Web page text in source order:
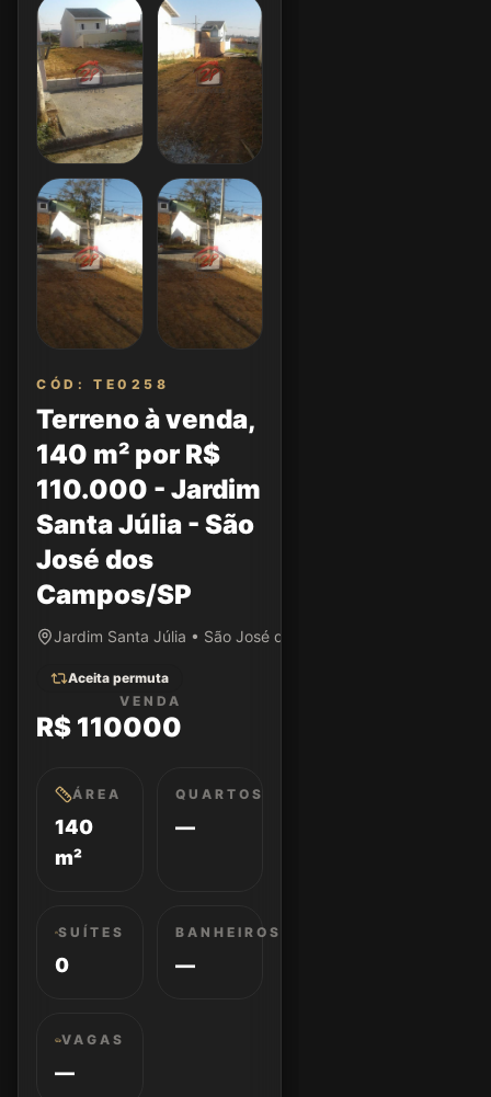
CÓD: TE0258
Terreno à venda,
140 m² por R$
110.000 - Jardim
Santa Júlia - São
José dos
Campos/SP
Jardim Santa Júlia • São José dos Campos/SP
Aceita permuta
VENDA
R$ 110000
ÁREA
140
m²
QUARTOS
—
SUÍTES
0
BANHEIROS
—
VAGAS
—